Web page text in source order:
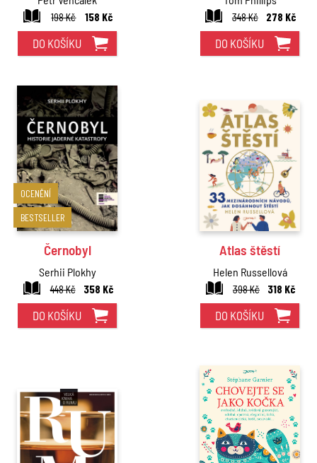
198 Kč
158 Kč
DO KOŠÍKU
348 Kč
278 Kč
DO KOŠÍKU
OCENĚNÍ
BESTSELLER
Černobyl
Serhii Plokhy
448 Kč
358 Kč
DO KOŠÍKU
Atlas štěstí
Helen Russellová
398 Kč
318 Kč
DO KOŠÍKU